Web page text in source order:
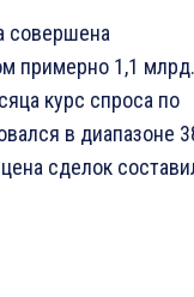
совершена
примерно 1,1 млрд.
курс спроса по
в диапазоне
сделок